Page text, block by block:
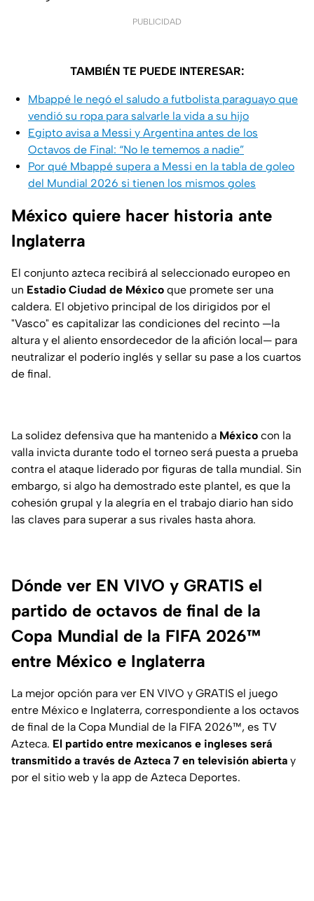
PUBLICIDAD
TAMBIÉN TE PUEDE INTERESAR:
Mbappé le negó el saludo a futbolista paraguayo que
vendió su ropa para salvarle la vida a su hijo
Egipto avisa a Messi y Argentina antes de los
Octavos de Final: “No le tememos a nadie”
Por qué Mbappé supera a Messi en la tabla de goleo
del Mundial 2026 si tienen los mismos goles
México quiere hacer historia ante
Inglaterra
El conjunto azteca recibirá al seleccionado europeo en
un Estadio Ciudad de México que promete ser una
caldera. El objetivo principal de los dirigidos por el
"Vasco" es capitalizar las condiciones del recinto —la
altura y el aliento ensordecedor de la afición local— para
neutralizar el poderío inglés y sellar su pase a los cuartos
de final.
La solidez defensiva que ha mantenido a México con la
valla invicta durante todo el torneo será puesta a prueba
contra el ataque liderado por figuras de talla mundial. Sin
embargo, si algo ha demostrado este plantel, es que la
cohesión grupal y la alegría en el trabajo diario han sido
las claves para superar a sus rivales hasta ahora.
Dónde ver EN VIVO y GRATIS el
partido de octavos de final de la
Copa Mundial de la FIFA 2026™
entre México e Inglaterra
La mejor opción para ver EN VIVO y GRATIS el juego
entre México e Inglaterra, correspondiente a los octavos
de final de la Copa Mundial de la FIFA 2026™, es TV
Azteca. El partido entre mexicanos e ingleses será
transmitido a través de Azteca 7 en televisión abierta y
por el sitio web y la app de Azteca Deportes.